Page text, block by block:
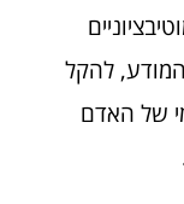
להקל
של האדם